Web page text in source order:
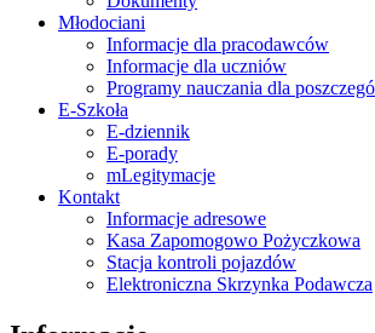
Młodociani
Informacje dla pracodawców
Informacje dla uczniów
Programy nauczania dla
E-Szkoła
E-dziennik
E-porady
mLegitymacje
Kontakt
Informacje adresowe
Kasa Zapomogowo Pożyczkowa
Stacja kontroli pojazdów
Elektroniczna Skrzynka Podawcza